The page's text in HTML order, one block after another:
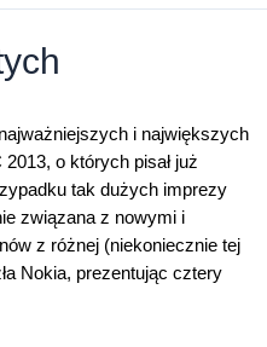
i największych
o których pisał już
tak dużych imprezy
związana z nowymi i
z różnej (niekoniecznie tej
Nokia, prezentując cztery